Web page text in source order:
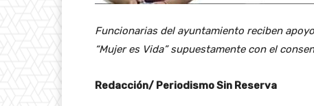
Funcionarias del ayuntamiento reciben
“Mujer es Vida” supuestamente con el
Redacción/ Periodismo Sin Reserva